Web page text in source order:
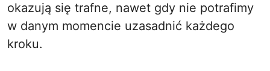
okazują się trafne, nawet gdy nie potrafimy
w danym momencie uzasadnić każdego
kroku.